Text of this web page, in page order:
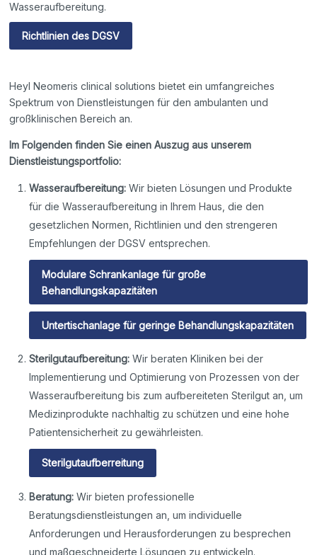
Wasseraufbereitung.
Richtlinien des DGSV
Heyl Neomeris clinical solutions bietet ein umfangreiches
Spektrum von Dienstleistungen für den ambulanten und
großklinischen Bereich an.
Im Folgenden finden Sie einen Auszug aus unserem
Dienstleistungsportfolio:
Wasseraufbereitung: Wir bieten Lösungen und Produkte
für die Wasseraufbereitung in Ihrem Haus, die den
gesetzlichen Normen, Richtlinien und den strengeren
Empfehlungen der DGSV entsprechen.
Modulare Schrankanlage für große
Behandlungskapazitäten
Untertischanlage für geringe Behandlungskapazitäten
Sterilgutaufbereitung: Wir beraten Kliniken bei der
Implementierung und Optimierung von Prozessen von der
Wasseraufbereitung bis zum aufbereiteten Sterilgut an, um
Medizinprodukte nachhaltig zu schützen und eine hohe
Patientensicherheit zu gewährleisten.
Sterilgutaufberreitung
Beratung: Wir bieten professionelle
Beratungsdienstleistungen an, um individuelle
Anforderungen und Herausforderungen zu besprechen
und maßgeschneiderte Lösungen zu entwickeln.